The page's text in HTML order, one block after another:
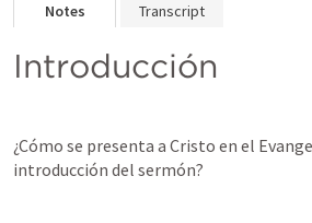
Notes Transcript
Introducción
¿Cómo se presenta a Cristo en el
introducción del sermón?